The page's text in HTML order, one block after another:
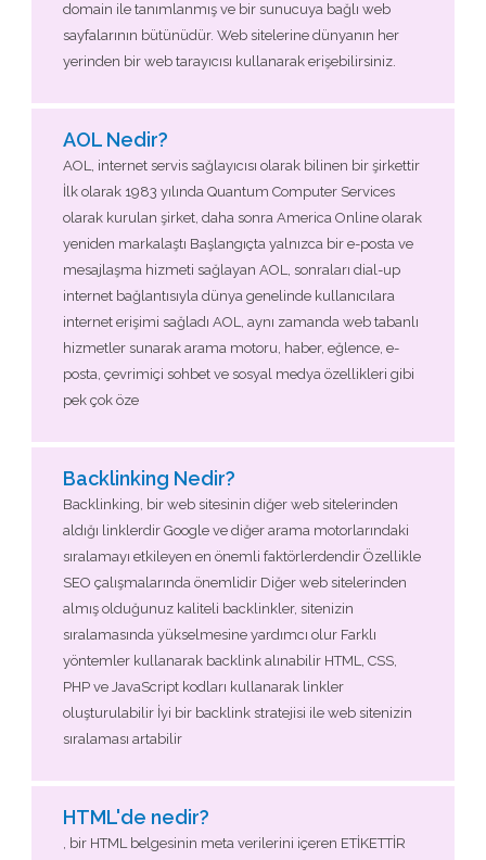
domain ile tanımlanmış ve bir sunucuya bağlı web
sayfalarının bütünüdür. Web sitelerine dünyanın her
yerinden bir web tarayıcısı kullanarak erişebilirsiniz.
AOL Nedir?
AOL, internet servis sağlayıcısı olarak bilinen bir şirkettir
İlk olarak 1983 yılında Quantum Computer Services
olarak kurulan şirket, daha sonra America Online olarak
yeniden markalaştı Başlangıçta yalnızca bir e-posta ve
mesajlaşma hizmeti sağlayan AOL, sonraları dial-up
internet bağlantısıyla dünya genelinde kullanıcılara
internet erişimi sağladı AOL, aynı zamanda web tabanlı
hizmetler sunarak arama motoru, haber, eğlence, e-
posta, çevrimiçi sohbet ve sosyal medya özellikleri gibi
pek çok öze
Backlinking Nedir?
Backlinking, bir web sitesinin diğer web sitelerinden
aldığı linklerdir Google ve diğer arama motorlarındaki
sıralamayı etkileyen en önemli faktörlerdendir Özellikle
SEO çalışmalarında önemlidir Diğer web sitelerinden
almış olduğunuz kaliteli backlinkler, sitenizin
sıralamasında yükselmesine yardımcı olur Farklı
yöntemler kullanarak backlink alınabilir HTML, CSS,
PHP ve JavaScript kodları kullanarak linkler
oluşturulabilir İyi bir backlink stratejisi ile web sitenizin
sıralaması artabilir
HTML'de nedir?
, bir HTML belgesinin meta verilerini içeren ETİKETTİR